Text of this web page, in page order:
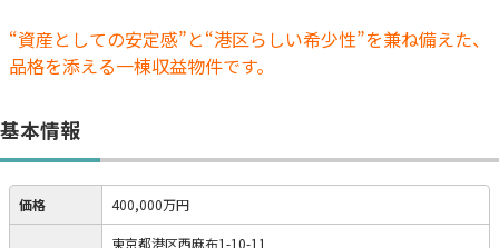
“資産としての安定感”と“港区らしい希少性”を兼ね備えた、
品格を添える一棟収益物件です。
基本情報
価格 400,000万円
東京都港区西麻布1-10-11